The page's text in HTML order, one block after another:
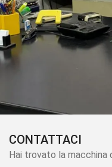
CONTATTACI
Hai trovato la